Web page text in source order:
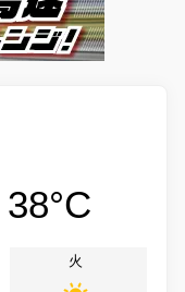
38°C
火